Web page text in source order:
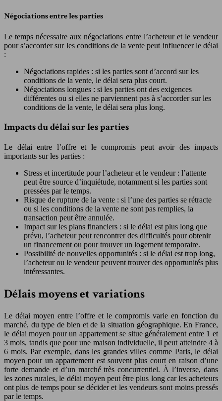
Négociations entre les parties
Le temps nécessaire aux négociations entre l’acheteur et le vendeur
pour s’accorder sur les conditions de la vente peut influencer le délai
:
Négociations rapides : si les parties sont d’accord sur les
conditions de la vente, le délai sera plus court.
Négociations longues : si les parties ont des exigences
différentes ou si elles ne parviennent pas à s’accorder sur les
conditions de la vente, le délai sera plus long.
Impacts du délai sur les parties
Le délai entre l’offre et le compromis peut avoir des impacts
importants sur les parties :
Stress et incertitude pour l’acheteur et le vendeur : l’attente
peut être source d’inquiétude, notamment si les parties sont
pressées par le temps.
Risque de rupture de la vente : si l’une des parties se rétracte
ou si les conditions de la vente ne sont pas remplies, la
transaction peut être annulée.
Impact sur les plans financiers : si le délai est plus long que
prévu, l’acheteur peut rencontrer des difficultés pour obtenir
un financement ou pour trouver un logement temporaire.
Possibilité de nouvelles opportunités : si le délai est trop long,
l’acheteur ou le vendeur peuvent trouver des opportunités plus
intéressantes.
Délais moyens et variations
Le délai moyen entre l’offre et le compromis varie en fonction du
marché, du type de bien et de la situation géographique. En France,
le délai moyen pour un appartement se situe généralement entre 1 et
3 mois, tandis que pour une maison individuelle, il peut atteindre 4 à
6 mois. Par exemple, dans les grandes villes comme Paris, le délai
moyen pour un appartement est souvent plus court en raison d’une
forte demande et d’un marché très concurrentiel. À l’inverse, dans
les zones rurales, le délai moyen peut être plus long car les acheteurs
ont plus de temps pour se décider et les vendeurs sont moins pressés
par le temps.